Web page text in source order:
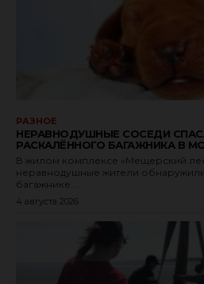
РАЗНОЕ
НЕРАВНОДУШНЫЕ СОСЕДИ
РАСКАЛЁННОГО БАГАЖНИКА В
В жилом комплексе «Мещерский
неравнодушные жители
багажнике...
4 августа 2026